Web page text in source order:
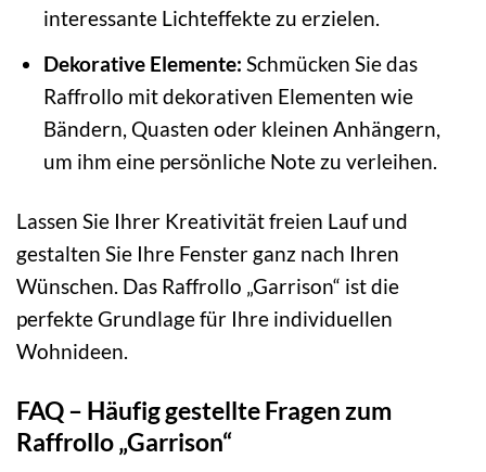
interessante Lichteffekte zu erzielen.
Dekorative Elemente: Schmücken Sie das
Raffrollo mit dekorativen Elementen wie
Bändern, Quasten oder kleinen Anhängern,
um ihm eine persönliche Note zu verleihen.
Lassen Sie Ihrer Kreativität freien Lauf und
gestalten Sie Ihre Fenster ganz nach Ihren
Wünschen. Das Raffrollo „Garrison“ ist die
perfekte Grundlage für Ihre individuellen
Wohnideen.
FAQ – Häufig gestellte Fragen zum
Raffrollo „Garrison“